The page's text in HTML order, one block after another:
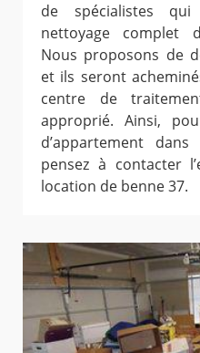
de spécialistes
nettoyage complet
Nous proposons de
et ils seront
centre de
approprié. Ainsi,
d’appartement
pensez à contacter
location de benne 37.